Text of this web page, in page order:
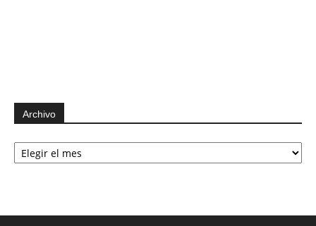
Archivo
Archivo